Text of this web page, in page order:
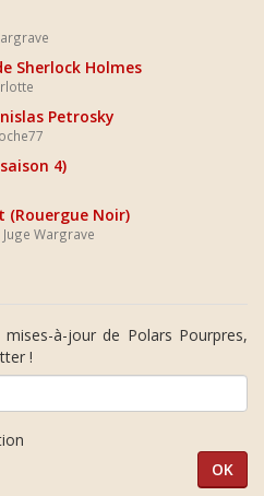
Sherlock Holmes
Petrosky
4)
(Rouergue Noir)
Juge Wargrave
à-jour de Polars Pourpres,
!